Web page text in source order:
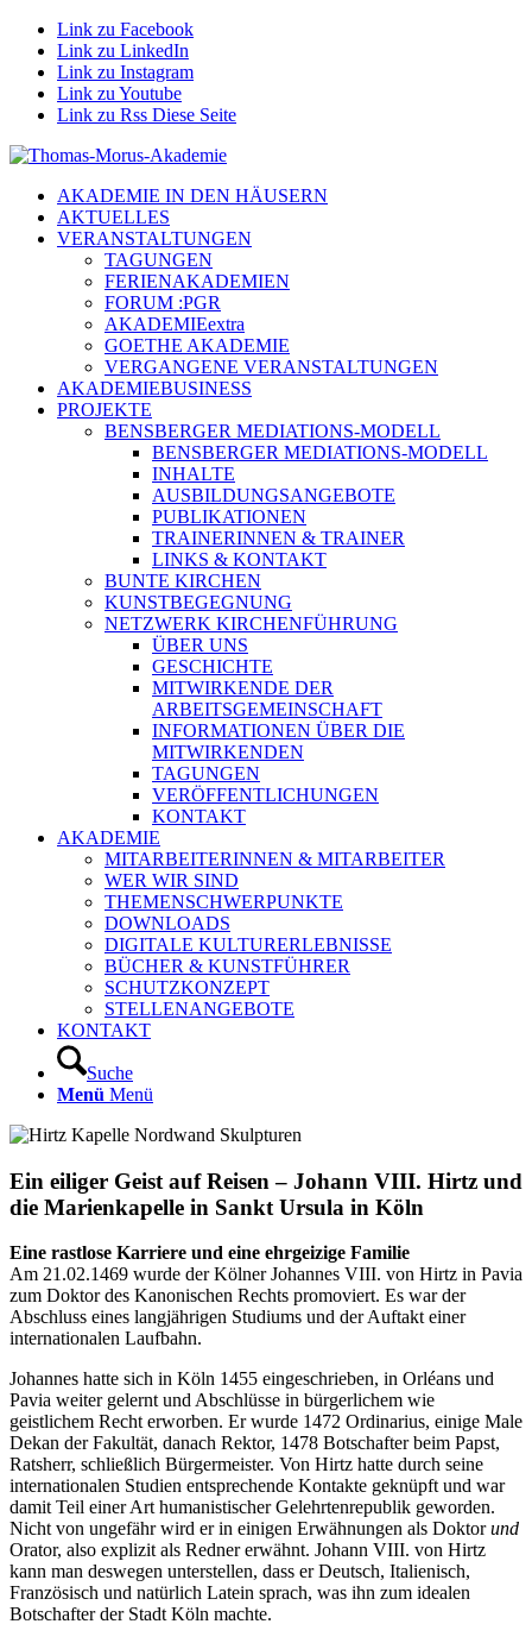
Link zu Facebook
Link zu LinkedIn
Link zu Instagram
Link zu Youtube
Link zu Rss Diese Seite
AKADEMIE IN DEN HÄUSERN
AKTUELLES
VERANSTALTUNGEN
TAGUNGEN
FERIENAKADEMIEN
FORUM :PGR
AKADEMIEextra
GOETHE AKADEMIE
VERGANGENE VERANSTALTUNGEN
AKADEMIEBUSINESS
PROJEKTE
BENSBERGER MEDIATIONS-MODELL
BENSBERGER MEDIATIONS-MODELL
INHALTE
AUSBILDUNGSANGEBOTE
PUBLIKATIONEN
TRAINERINNEN & TRAINER
LINKS & KONTAKT
BUNTE KIRCHEN
KUNSTBEGEGNUNG
NETZWERK KIRCHENFÜHRUNG
ÜBER UNS
GESCHICHTE
MITWIRKENDE DER
ARBEITSGEMEINSCHAFT
INFORMATIONEN ÜBER DIE
MITWIRKENDEN
TAGUNGEN
VERÖFFENTLICHUNGEN
KONTAKT
AKADEMIE
MITARBEITERINNEN & MITARBEITER
WER WIR SIND
THEMENSCHWERPUNKTE
DOWNLOADS
DIGITALE KULTURERLEBNISSE
BÜCHER & KUNSTFÜHRER
SCHUTZKONZEPT
STELLENANGEBOTE
KONTAKT
Suche
Menü Menü
Ein eiliger Geist auf Reisen – Johann VIII. Hirtz und
die Marienkapelle in Sankt Ursula in Köln
Eine rastlose Karriere und eine ehrgeizige Familie
Am 21.02.1469 wurde der Kölner Johannes VIII. von Hirtz in Pavia
zum Doktor des Kanonischen Rechts promoviert. Es war der
Abschluss eines langjährigen Studiums und der Auftakt einer
internationalen Laufbahn.
Johannes hatte sich in Köln 1455 eingeschrieben, in Orléans und
Pavia weiter gelernt und Abschlüsse in bürgerlichem wie
geistlichem Recht erworben. Er wurde 1472 Ordinarius, einige Male
Dekan der Fakultät, danach Rektor, 1478 Botschafter beim Papst,
Ratsherr, schließlich Bürgermeister. Von Hirtz hatte durch seine
internationalen Studien entsprechende Kontakte geknüpft und war
damit Teil einer Art humanistischer Gelehrtenrepublik geworden.
Nicht von ungefähr wird er in einigen Erwähnungen als Doktorund
Orator, also explizit als Redner erwähnt. Johann VIII. von Hirtz
kann man deswegen unterstellen, dass er Deutsch, Italienisch,
Französisch und natürlich Latein sprach, was ihn zum idealen
Botschafter der Stadt Köln machte.